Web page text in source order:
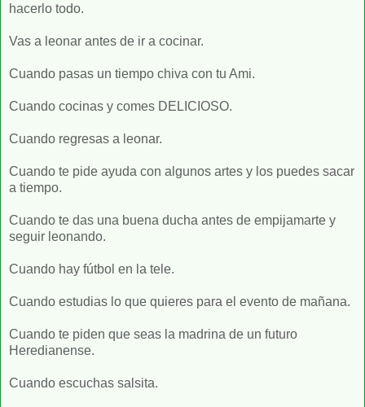
hacerlo todo.
Vas a leonar antes de ir a cocinar.
Cuando pasas un tiempo chiva con tu Ami.
Cuando cocinas y comes DELICIOSO.
Cuando regresas a leonar.
Cuando te pide ayuda con algunos artes y los puedes sacar
a tiempo.
Cuando te das una buena ducha antes de empijamarte y
seguir leonando.
Cuando hay fútbol en la tele.
Cuando estudias lo que quieres para el evento de mañana.
Cuando te piden que seas la madrina de un futuro
Heredianense.
Cuando escuchas salsita.